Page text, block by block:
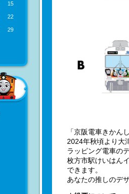
15
22
29
「京阪電車きかん
2024年秋頃より大
ラッピング電車の
枚方市駅けいはん
できます。
あなたの推しのデ